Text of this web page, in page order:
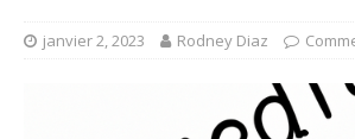
janvier 2, 2023 Rodney Diaz